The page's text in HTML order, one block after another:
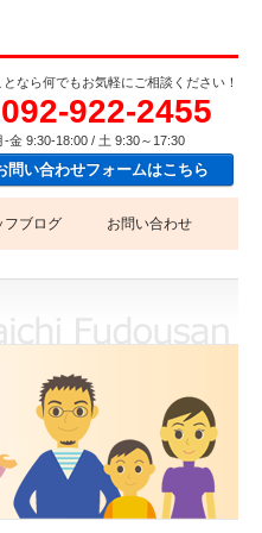
なら何でもお気軽にご相談ください！
092-922-2455
-金 9:30-18:00 / 土 9:30～17:30
問い合わせフォームはこちら
フブログ お問い合わせ